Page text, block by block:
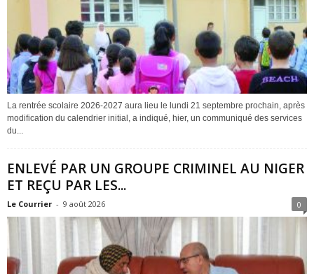
La rentrée scolaire 2026-2027 aura lieu le lundi 21 septembre prochain, après
modification du calendrier initial, a indiqué, hier, un communiqué des services
du...
ENLEVÉ PAR UN GROUPE CRIMINEL AU NIGER
ET REÇU PAR LES...
Le Courrier - 9 août 2026 0